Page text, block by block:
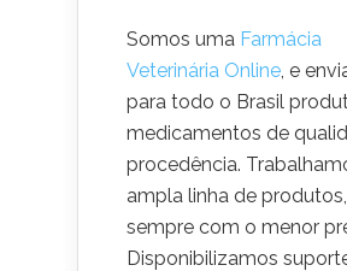
Somos uma Farmácia
Veterinária Online, e
para todo o Brasil
medicamentos de
procedência.
ampla linha de produtos,
sempre com o menor
Disponibilizamos